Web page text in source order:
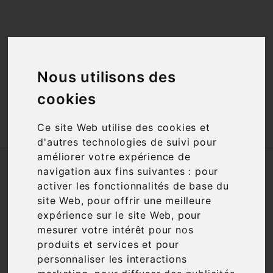
Nous utilisons des
cookies
Ce site Web utilise des cookies et
d'autres technologies de suivi pour
améliorer votre expérience de
navigation aux fins suivantes : pour
activer les fonctionnalités de base du
site Web, pour offrir une meilleure
expérience sur le site Web, pour
mesurer votre intérêt pour nos
produits et services et pour
personnaliser les interactions
Accueil Cépage
 Filtre 3 articles
Pertinence